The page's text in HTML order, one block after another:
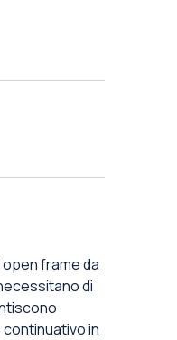
frame da
di
in